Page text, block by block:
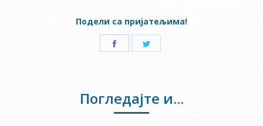
Подели са пријатељима!
Share
Погледајте и...